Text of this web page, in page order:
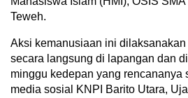
Teweh.
Aksi kemanusiaan ini
secara langsung di lapangan dan
minggu kedepan yang rencananya
media sosial KNPI Barito Utara,